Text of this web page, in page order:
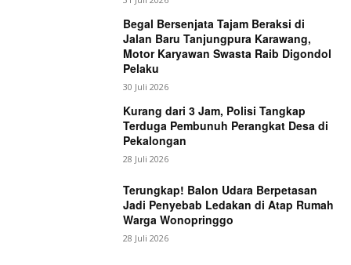
Begal Bersenjata Tajam Beraksi di
Jalan Baru Tanjungpura Karawang,
Motor Karyawan Swasta Raib Digondol
Pelaku
30 Juli 2026
Kurang dari 3 Jam, Polisi Tangkap
Terduga Pembunuh Perangkat Desa di
Pekalongan
28 Juli 2026
Terungkap! Balon Udara Berpetasan
Jadi Penyebab Ledakan di Atap Rumah
Warga Wonopringgo
28 Juli 2026